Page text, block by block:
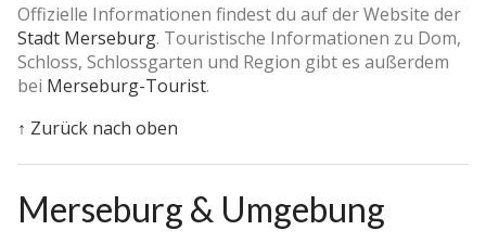
Offizielle Informationen findest du auf der Website der
Stadt Merseburg. Touristische Informationen zu Dom,
Schloss, Schlossgarten und Region gibt es außerdem
bei Merseburg-Tourist.
↑ Zurück nach oben
Merseburg & Umgebung